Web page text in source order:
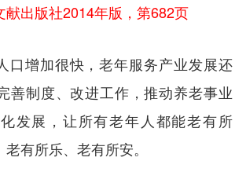
献出版社2014年版，第682页
口增加很快，老年服务产业发展还
善制度、改进工作，推动养老事业
发展，让所有老年人都能老有所
有所乐、老有所安。